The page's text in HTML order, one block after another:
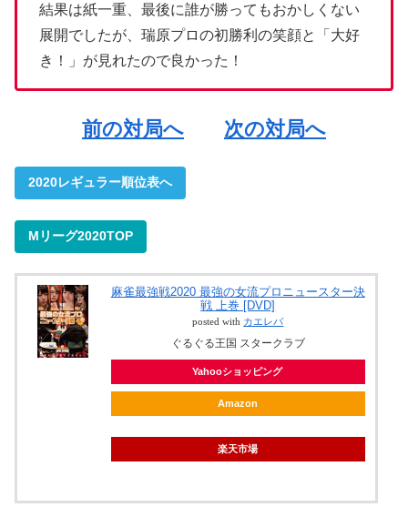
結果は紙一重、最後に誰が勝ってもおかしくない
展開でしたが、瑞原プロの初勝利の笑顔と「大好
き！」が見れたので良かった！
前の対局へ 次の対局へ
2020レギュラー順位表へ
Mリーグ2020TOP
麻雀最強戦2020 最強の女流プロニュースター決
戦 上巻 [DVD]
posted with カエレバ
ぐるぐる王国 スタークラブ
Yahooショッピング
Amazon
楽天市場